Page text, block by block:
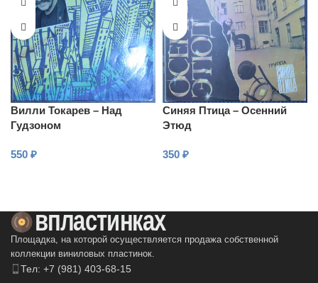
Вилли Токарев – Над
Гудзоном
550 ₽
Синяя Птица – Осенний
Этюд
350 ₽
Площадка, на которой осуществляется продажа собственной
коллекции виниловых пластинок.
Тел: +7 (981) 403-68-15